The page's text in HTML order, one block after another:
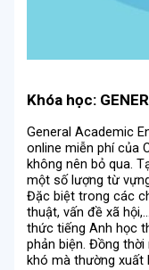
Khóa học:
General Academic
online miễn phí của
không nên bỏ qua.
một số lượng từ
Đặc biệt trong các
thuật, vấn đề xã
thức tiếng Anh học
phản biện. Đồng
khó mà thường xuất